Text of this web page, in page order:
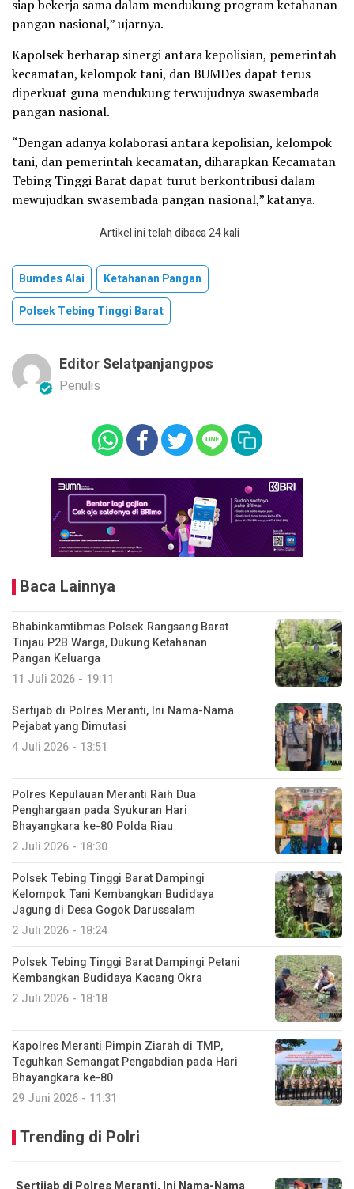
siap bekerja sama dalam mendukung program ketahanan
pangan nasional,” ujarnya.
Kapolsek berharap sinergi antara kepolisian, pemerintah
kecamatan, kelompok tani, dan BUMDes dapat terus
diperkuat guna mendukung terwujudnya swasembada
pangan nasional.
“Dengan adanya kolaborasi antara kepolisian, kelompok
tani, dan pemerintah kecamatan, diharapkan Kecamatan
Tebing Tinggi Barat dapat turut berkontribusi dalam
mewujudkan swasembada pangan nasional,” katanya.
Artikel ini telah dibaca 24 kali
Bumdes Alai
Ketahanan Pangan
Polsek Tebing Tinggi Barat
Editor Selatpanjangpos
Penulis
Baca Lainnya
Bhabinkamtibmas Polsek Rangsang Barat
Tinjau P2B Warga, Dukung Ketahanan
Pangan Keluarga
11 Juli 2026 - 19:11
Sertijab di Polres Meranti, Ini Nama-Nama
Pejabat yang Dimutasi
4 Juli 2026 - 13:51
Polres Kepulauan Meranti Raih Dua
Penghargaan pada Syukuran Hari
Bhayangkara ke-80 Polda Riau
2 Juli 2026 - 18:30
Polsek Tebing Tinggi Barat Dampingi
Kelompok Tani Kembangkan Budidaya
Jagung di Desa Gogok Darussalam
2 Juli 2026 - 18:24
Polsek Tebing Tinggi Barat Dampingi Petani
Kembangkan Budidaya Kacang Okra
2 Juli 2026 - 18:18
Kapolres Meranti Pimpin Ziarah di TMP,
Teguhkan Semangat Pengabdian pada Hari
Bhayangkara ke-80
29 Juni 2026 - 11:31
Trending di Polri